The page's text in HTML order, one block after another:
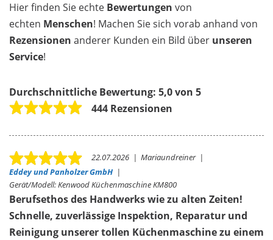
Hier finden Sie echte Bewertungen von
echten Menschen! Machen Sie sich vorab anhand von
Rezensionen anderer Kunden ein Bild über unseren
Service!
Durchschnittliche Bewertung: 5,0 von 5
444 Rezensionen
22.07.2026 | Mariaundreiner|
Eddey und Panholzer GmbH |
Gerät/Modell:Kenwood Küchenmaschine KM800
Berufsethos des Handwerks wie zu alten Zeiten!
Schnelle, zuverlässige Inspektion, Reparatur und
Reinigung unserer tollen Küchenmaschine zu einem